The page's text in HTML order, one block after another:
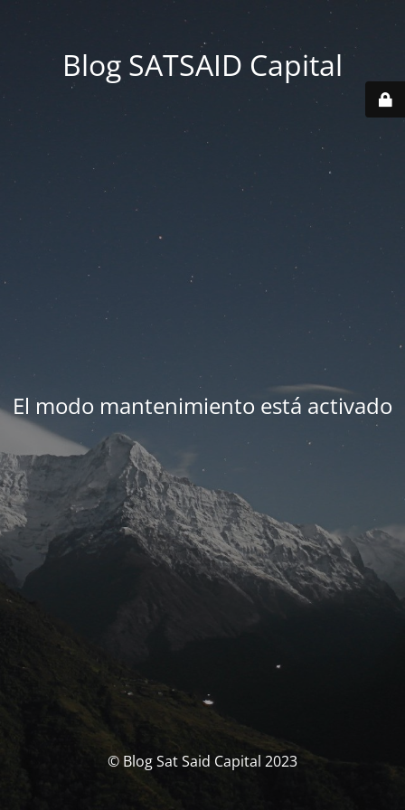
Blog SATSAID Capital
El modo mantenimiento está activado
© Blog Sat Said Capital 2023